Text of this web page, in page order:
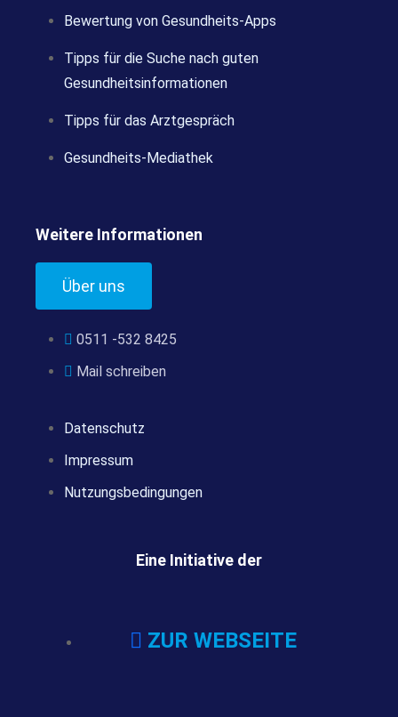
Bewertung von Gesundheits-Apps
Tipps für die Suche nach guten
Gesundheitsinformationen
Tipps für das Arztgespräch
Gesundheits-Mediathek
Weitere Informationen
Über uns
0511 -532 8425
Mail schreiben
Datenschutz
Impressum
Nutzungsbedingungen
Eine Initiative der
ZUR WEBSEITE